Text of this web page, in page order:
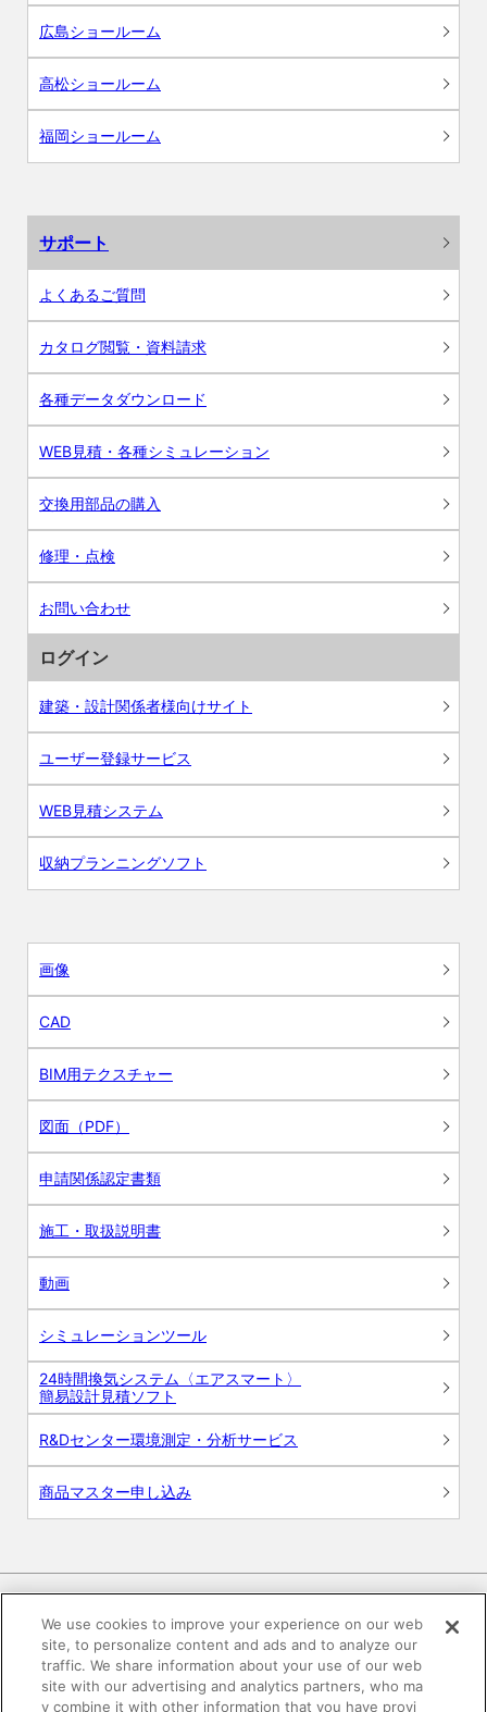
広島ショールーム
高松ショールーム
福岡ショールーム
サポート
よくあるご質問
カタログ閲覧・資料請求
各種データダウンロード
WEB見積・各種シミュレーション
交換用部品の購入
修理・点検
お問い合わせ
ログイン
建築・設計関係者様向けサイト
ユーザー登録サービス
WEB見積システム
収納プランニングソフト
画像
CAD
BIM用テクスチャー
図面（PDF）
申請関係認定書類
施工・取扱説明書
動画
シミュレーションツール
24時間換気システム〈エアスマート〉
簡易設計見積ソフト
R&Dセンター環境測定・分析サービス
商品マスター申し込み
電子公告 このWEBサイトについて
プライバシーポリシー
We use cookies to improve your experience on our web
site, to personalize content and ads and to analyze our
traffic. We share information about your use of our web
site with our advertising and analytics partners, who ma
y combine it with other information that you have provi